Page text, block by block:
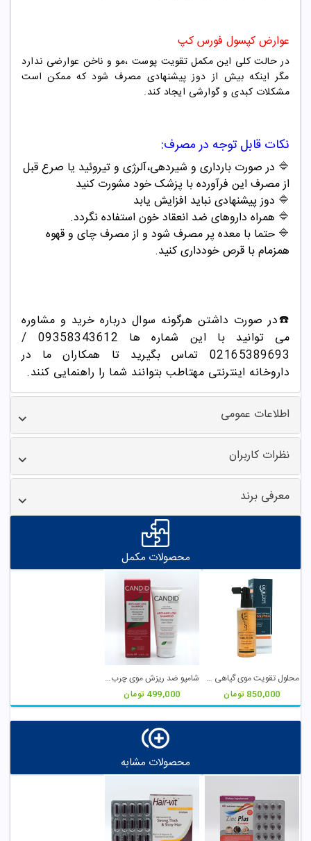
عوارض کپسول فورس کپ
در حالت کلی این مکمل تقویت پوست ،مو و ناخن عوارضی ندارد
مگر اینکه بیش از دوز پیشنهادی مصرف شود که ممکن است
مشکلات کبدی و گوارشی ایجاد کند.
نکات قابل توجه در مصرف:
🔷 در صورت بارداری و شیردهی،آلرژی و تیروئید یا صرع قبل
از مصرف این فرآورده با پزشک خود مشورت کنید
🔷 دوز پیشنهادی نباید افزایش یابد
🔷 همراه داروهای ضد انعقاد خون استفاده نگردد.
🔷 حتما با معده پر مصرف شود و از مصرف چای و قهوه
همزمام با قرص خودداری کنید.
☎️در صورت داشتن هرگونه سوال درباره خرید و مشاوره
می توانید با این شماره ها 09358343612 /
02165389693
تماس بگیرید تا همکاران ما در
داروخانه اینترنتی مهتاطب بتوانند شما را راهنمایی کنند.
اطلاعات عمومی
نظرات کاربران
معرفی برند
محصولات مکمل
محلول تقویت موی گیاهی لامینین
850,000 تومان
شامپو ضد ریزش موی چرب کاندید
499,000 تومان
محصولات مشابه